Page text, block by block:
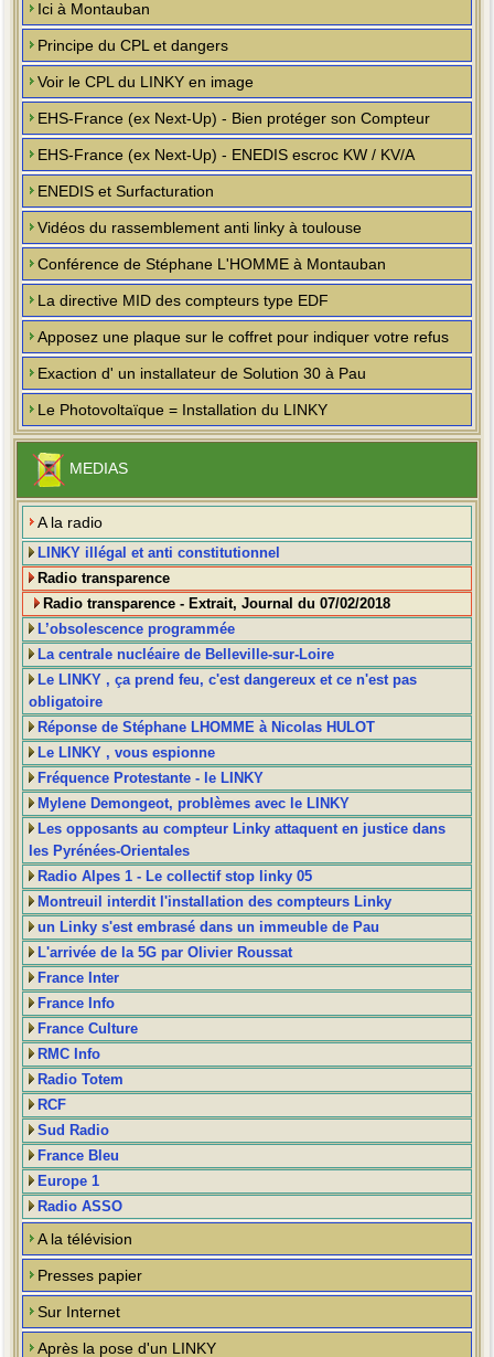
Ici à Montauban
Principe du CPL et dangers
Voir le CPL du LINKY en image
EHS-France (ex Next-Up) - Bien protéger son Compteur
EHS-France (ex Next-Up) - ENEDIS escroc KW / KV/A
ENEDIS et Surfacturation
Vidéos du rassemblement anti linky à toulouse
Conférence de Stéphane L'HOMME à Montauban
La directive MID des compteurs type EDF
Apposez une plaque sur le coffret pour indiquer votre refus
Exaction d' un installateur de Solution 30 à Pau
Le Photovoltaïque = Installation du LINKY
MEDIAS
A la radio
LINKY illégal et anti constitutionnel
Radio transparence
Radio transparence - Extrait, Journal du 07/02/2018
L’obsolescence programmée
La centrale nucléaire de Belleville-sur-Loire
Le LINKY , ça prend feu, c'est dangereux et ce n'est pas
obligatoire
Réponse de Stéphane LHOMME à Nicolas HULOT
Le LINKY , vous espionne
Fréquence Protestante - le LINKY
Mylene Demongeot, problèmes avec le LINKY
Les opposants au compteur Linky attaquent en justice dans
les Pyrénées-Orientales
Radio Alpes 1 - Le collectif stop linky 05
Montreuil interdit l'installation des compteurs Linky
un Linky s'est embrasé dans un immeuble de Pau
L'arrivée de la 5G par Olivier Roussat
France Inter
France Info
France Culture
RMC Info
Radio Totem
RCF
Sud Radio
France Bleu
Europe 1
Radio ASSO
A la télévision
Presses papier
Sur Internet
Après la pose d'un LINKY